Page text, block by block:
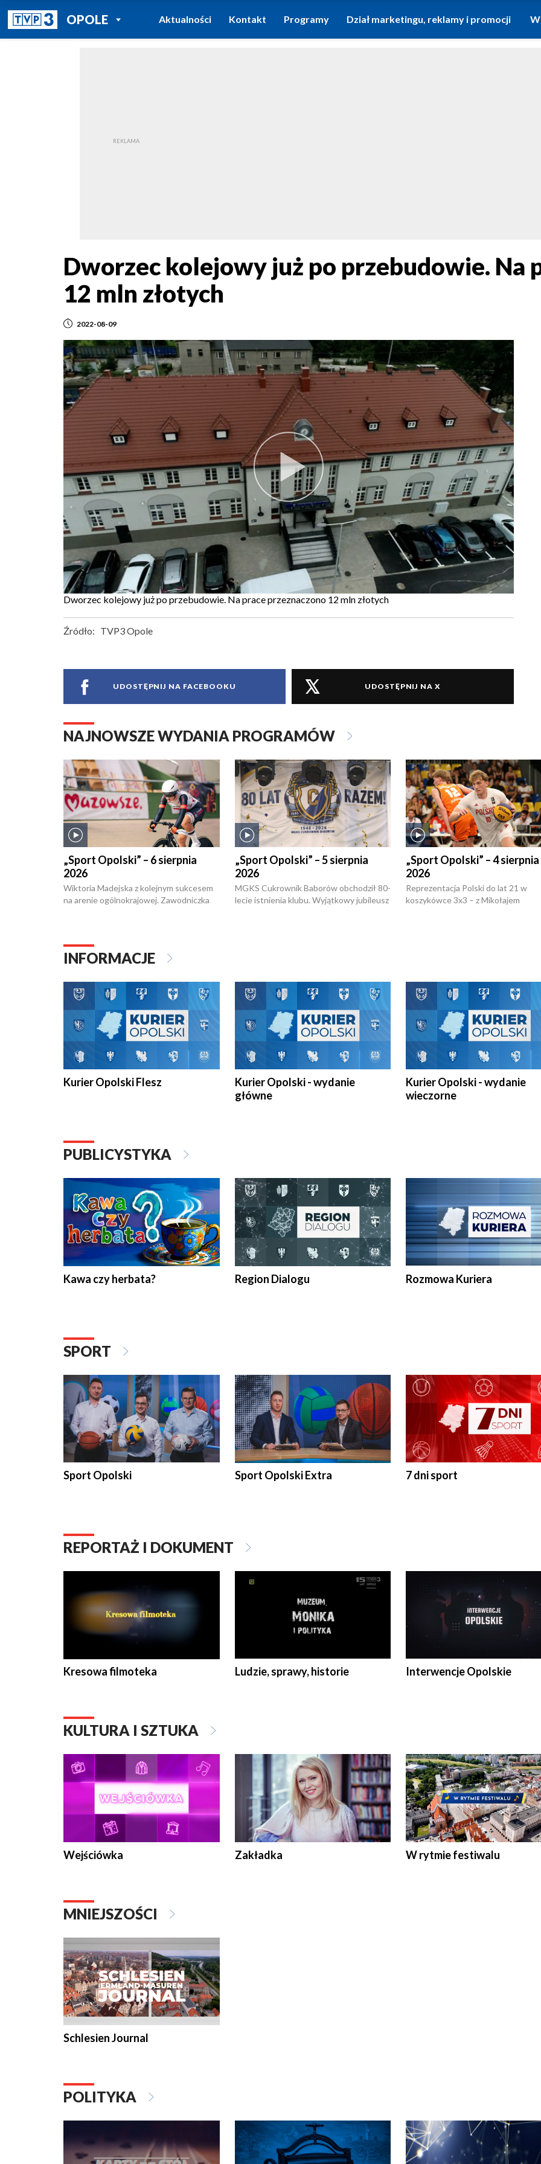
OPOLEPOWRÓT DO
TVP REGIONY
Aktualności Kontakt Programy Dział marketingu, reklamy i promocji
Dworzec kolejowy już po przebudowie. Na
12 mln złotych
2022-08-09
Dworzec kolejowy już po przebudowie. Na prace przeznaczono 12 mln złotych
Źródło: TVP3 Opole
UDOSTĘPNIJ NA FACEBOOKU UDOSTĘPNIJ NA X
NAJNOWSZE WYDANIA PROGRAMÓW
„Sport Opolski” – 6 sierpnia
2026
Wiktoria Madejska z kolejnym sukcesem
na arenie ogólnokrajowej. Zawodniczka
torowym.
„Sport Opolski” – 5 sierpnia
2026
MGKS Cukrownik Baborów obchodził 80-
lecie istnienia klubu. Wyjątkowy jubileusz
„Sport Opolski” – 4 sierpnia
2026
Reprezentacja Polski do lat 21 w
koszykówce 3x3 – z Mikołajem
INFORMACJE
Kurier Opolski Flesz
Kurier Opolski - wydanie
główne
Kurier Opolski - wydanie
wieczorne
PUBLICYSTYKA
Kawa czy herbata? Region Dialogu Rozmowa Kuriera
SPORT
Sport Opolski Sport Opolski Extra 7 dni sport
REPORTAŻ I DOKUMENT
Kresowa filmoteka Ludzie, sprawy, historie Interwencje Opolskie
KULTURA I SZTUKA
Wejściówka Zakładka W rytmie festiwalu
MNIEJSZOŚCI
Schlesien Journal
POLITYKA